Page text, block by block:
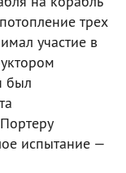
трех
участие в
был
испытание —